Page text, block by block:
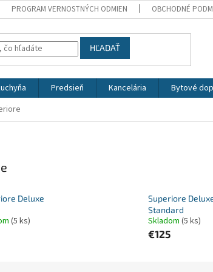
PROGRAM VERNOSTNÝCH ODMIEN OBCHODNÉ
HĽADAŤ
Predsieň Kancelária Bytové
Deluxe
(5 ks)
Superiore
Standard
Skladom (5 ks)
€125